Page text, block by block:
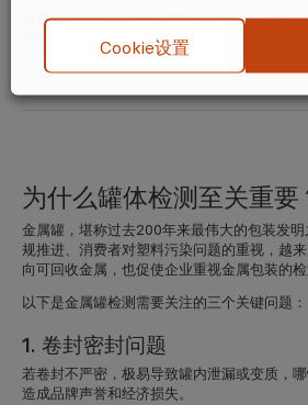
推荐产品示例：Torus Z702 自动化两片罐
的在线尺寸、外观与卷封质量检测。
为什么罐体检测至关重要
金属罐，堪称过去200年来最伟大的包装发
规推进、消费者对塑料污染问题的重视， 越
向可回收金属 ，也促使企业重视金属包装的检
以下是金属罐检测需要关注的三个关键问题：
1. 卷封密封问题
若卷封不严密，极易导致罐内泄漏或变质，
造成品牌声誉和经济损失。
Cookie设置